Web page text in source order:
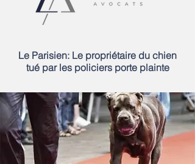
Le Parisien: Le propriétaire du chien
tué par les policiers porte plainte